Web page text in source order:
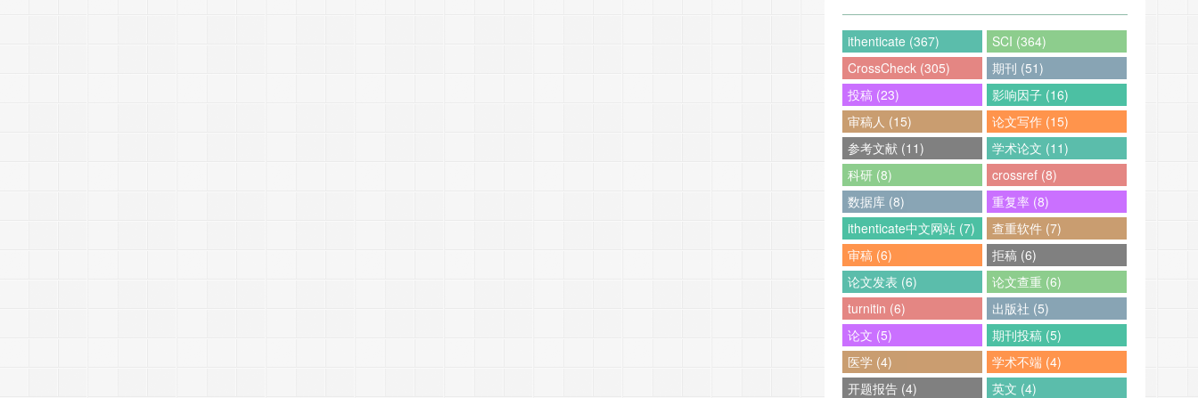
ithenticate (367)
SCI (364)
CrossCheck (305)
期刊 (51)
投稿 (23)
影响因子 (16)
审稿人 (15)
论文写作 (15)
参考文献 (11)
学术论文 (11)
科研 (8)
crossref (8)
数据库 (8)
重复率 (8)
ithenticate中文网站 (7)
查重软件 (7)
审稿 (6)
拒稿 (6)
论文发表 (6)
论文查重 (6)
turnitin (6)
出版社 (5)
论文 (5)
期刊投稿 (5)
医学 (4)
学术不端 (4)
开题报告 (4)
英文 (4)